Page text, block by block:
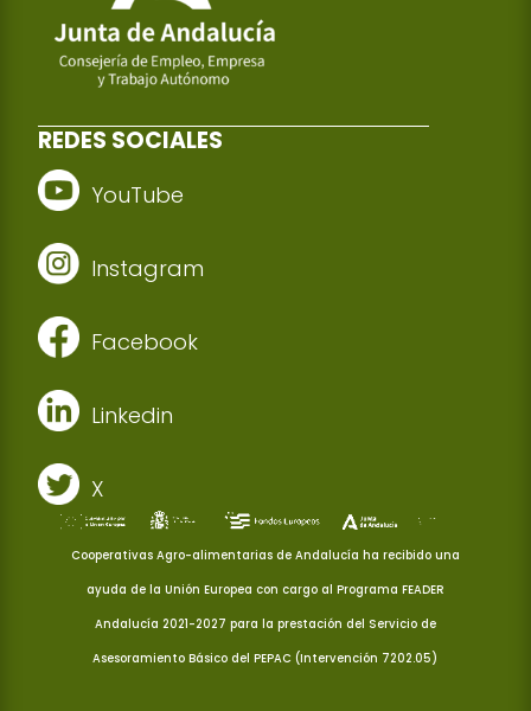
REDES SOCIALES
YouTube
Instagram
Facebook
Linkedin
X
Cooperativas Agro-alimentarias de Andalucía ha recibido una
ayuda de la Unión Europea con cargo al Programa FEADER
Andalucía 2021-2027 para la prestación del Servicio de
Asesoramiento Básico del PEPAC (Intervención 7202.05)